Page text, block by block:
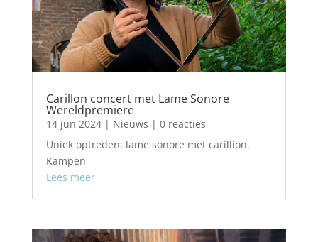
Carillon concert met Lame Sonore
Wereldpremiere
14 jun 2024| Nieuws | 0 reacties
Uniek optreden: lame sonore met carillion.
Kampen
Lees meer